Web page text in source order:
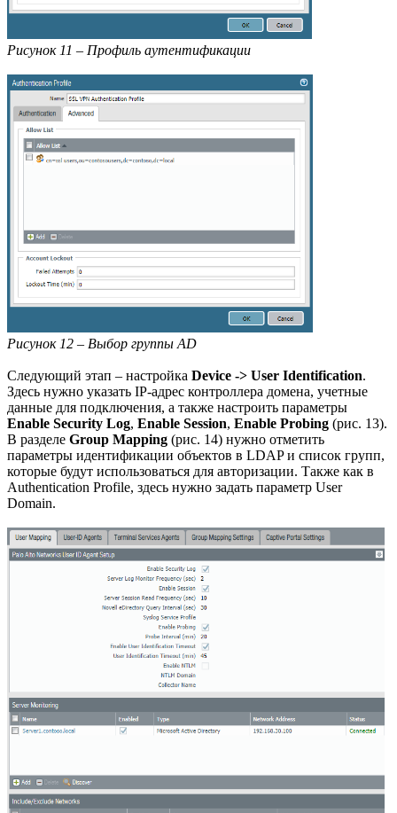
Рисунок 11 – Профиль аутентификации
Рисунок 12 – Выбор группы AD
Следующий этап – настройка Device -> User Identification.
Здесь нужно указать IP-адрес контроллера домена, учетные
данные для подключения, а также настроить параметры
Enable Security Log, Enable Session, Enable Probing (рис. 13).
В разделе Group Mapping (рис. 14) нужно отметить
параметры идентификации объектов в LDAP и список групп,
которые будут использоваться для авторизации. Также как в
Authentication Profile, здесь нужно задать параметр User
Domain.